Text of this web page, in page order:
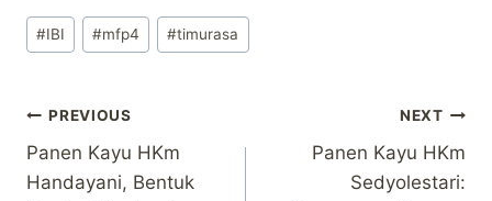
Post
Tags:
#IBI #mfp4 #timurasa
Post
navigation
PREVIOUS
Panen Kayu HKm
Handayani, Bentuk
NEXT
Panen Kayu HKm
Sedyolestari: